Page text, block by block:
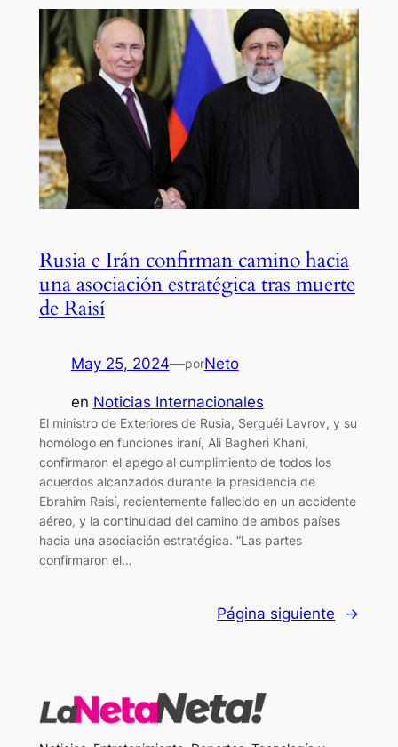
Rusia e Irán confirman camino hacia
una asociación estratégica tras muerte
de Raisí
May 25, 2024—porNeto
en Noticias Internacionales
El ministro de Exteriores de Rusia, Serguéi Lavrov, y su
homólogo en funciones iraní, Ali Bagheri Khani,
confirmaron el apego al cumplimiento de todos los
acuerdos alcanzados durante la presidencia de
Ebrahim Raisí, recientemente fallecido en un accidente
aéreo, y la continuidad del camino de ambos países
hacia una asociación estratégica. “Las partes
confirmaron el…
Página siguiente →